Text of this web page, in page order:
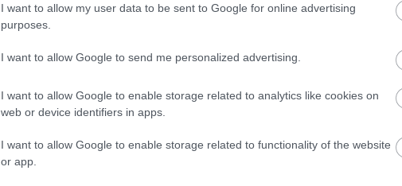
I want to allow my user data to be sent to Google for online advertising
purposes.
I want to allow Google to send me personalized advertising.
I want to allow Google to enable storage related to analytics like cookies on
web or device identifiers in apps.
I want to allow Google to enable storage related to functionality of the website
or app.